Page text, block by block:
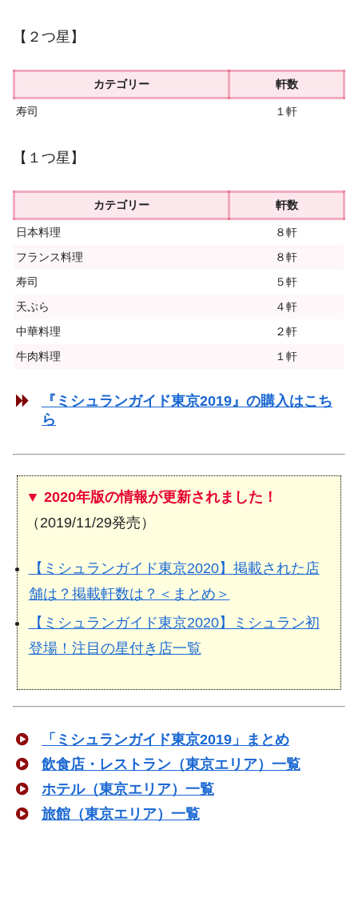
【２つ星】
カテゴリー 軒数
寿司 １軒
【１つ星】
カテゴリー 軒数
日本料理
８軒
フランス料理
８軒
寿司
５軒
天ぷら
４軒
中華料理
２軒
牛肉料理
１軒
『ミシュランガイド東京2019』の購入はこち
ら
▼ 2020年版の情報が更新されました！
（2019/11/29発売）
【ミシュランガイド東京2020】掲載された店
舗は？掲載軒数は？＜まとめ＞
【ミシュランガイド東京2020】ミシュラン初
登場！注目の星付き店一覧
「ミシュランガイド東京2019」まとめ
飲食店・レストラン（東京エリア）一覧
ホテル（東京エリア）一覧
旅館（東京エリア）一覧